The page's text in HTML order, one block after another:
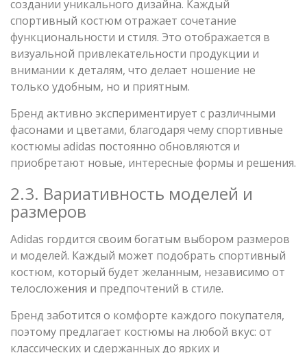
создании уникального дизайна. Каждый
спортивный костюм отражает сочетание
функциональности и стиля. Это отображается в
визуальной привлекательности продукции и
внимании к деталям, что делает ношение не
только удобным, но и приятным.
Бренд активно экспериментирует с различными
фасонами и цветами, благодаря чему спортивные
костюмы adidas постоянно обновляются и
приобретают новые, интересные формы и решения.
2.3. Вариативность моделей и
размеров
Adidas гордится своим богатым выбором размеров
и моделей. Каждый может подобрать спортивный
костюм, который будет желанным, независимо от
телосложения и предпочтений в стиле.
Бренд заботится о комфорте каждого покупателя,
поэтому предлагает костюмы на любой вкус: от
классических и сдержанных до ярких и